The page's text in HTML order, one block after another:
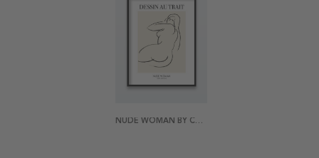
NUDE WOMAN BY CARL NEWMAN POSTER